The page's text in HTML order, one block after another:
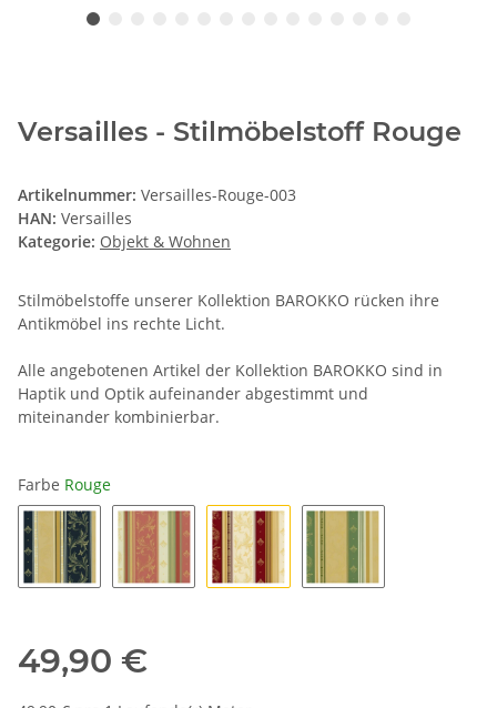
Versailles - Stilmöbelstoff Rouge
Artikelnummer: Versailles-Rouge-003
HAN: Versailles
Kategorie: Objekt & Wohnen
Stilmöbelstoffe unserer Kollektion BAROKKO rücken ihre
Antikmöbel ins rechte Licht.
Alle angebotenen Artikel der Kollektion BAROKKO sind in
Haptik und Optik aufeinander abgestimmt und
miteinander kombinierbar.
Farbe Rouge
49,90 €